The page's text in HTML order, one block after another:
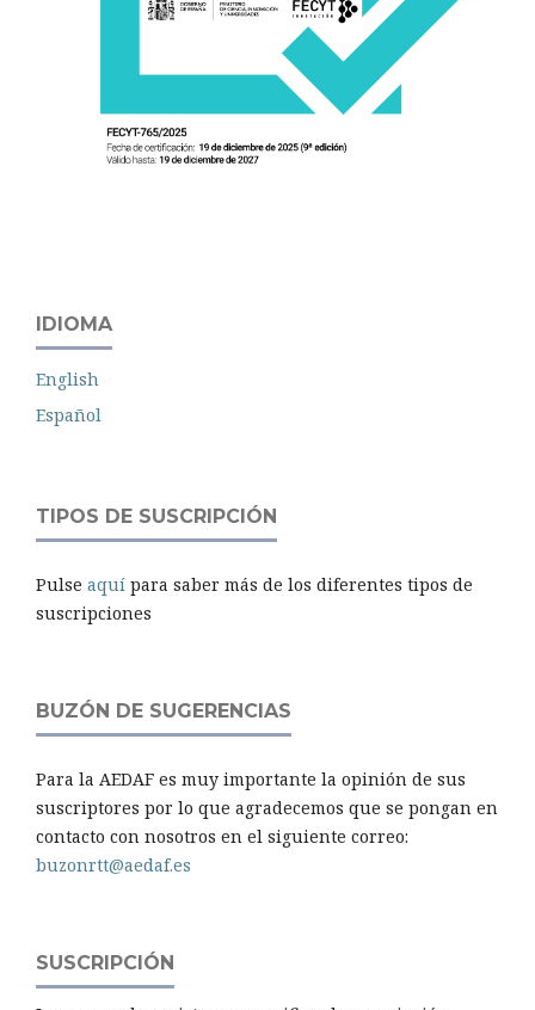
IDIOMA
English
Español
TIPOS DE SUSCRIPCIÓN
Pulse aquí para saber más de los diferentes tipos de
suscripciones
BUZÓN DE SUGERENCIAS
Para la AEDAF es muy importante la opinión de sus
suscriptores por lo que agradecemos que se pongan en
contacto con nosotros en el siguiente correo:
buzonrtt@aedaf.es
SUSCRIPCIÓN